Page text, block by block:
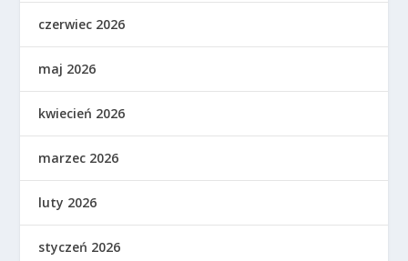
czerwiec 2026
maj 2026
kwiecień 2026
marzec 2026
luty 2026
styczeń 2026